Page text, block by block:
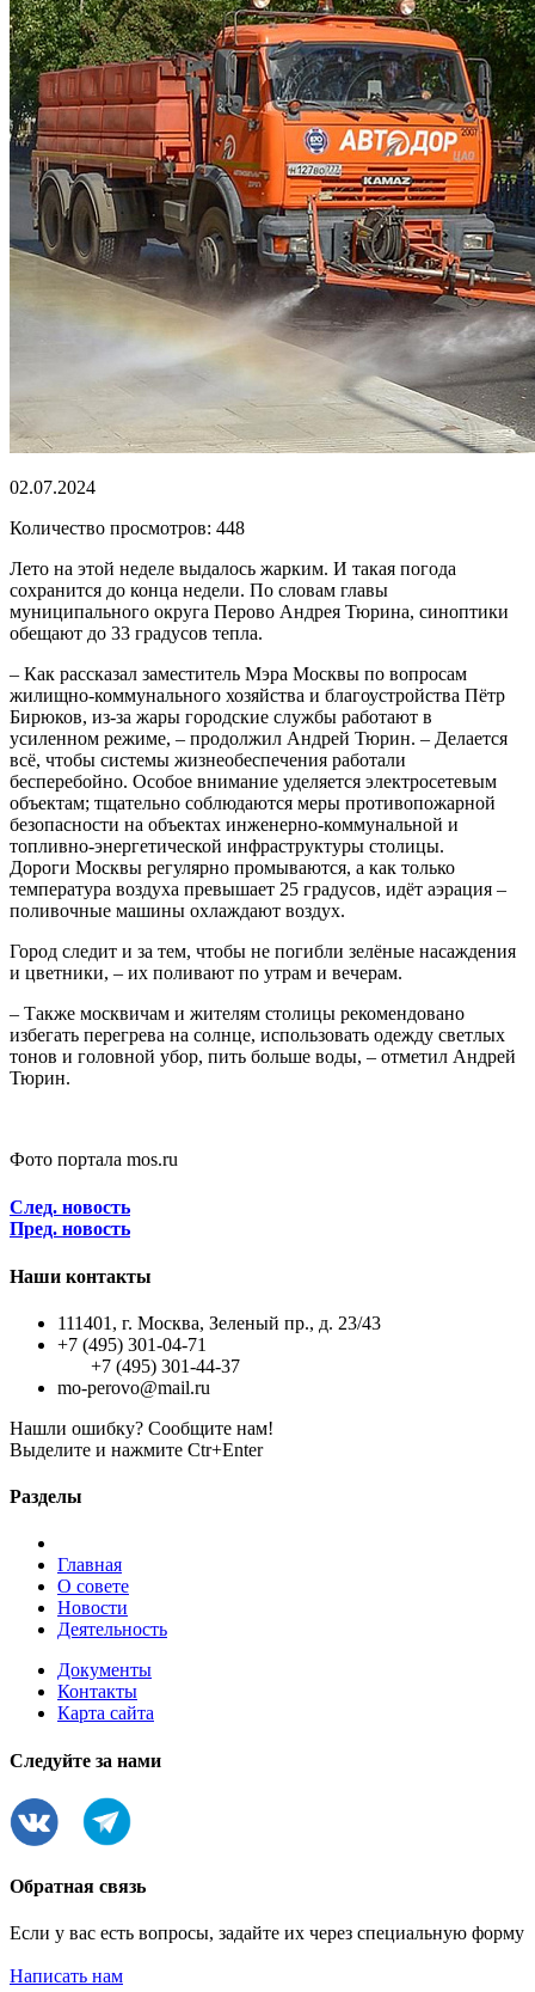
02.07.2024
Количество просмотров: 448
Лето на этой неделе выдалось жарким. И такая погода
сохранится до конца недели. По словам главы
муниципального округа Перово Андрея Тюрина, синоптики
обещают до 33 градусов тепла.
– Как рассказал заместитель Мэра Москвы по вопросам
жилищно-коммунального хозяйства и благоустройства Пётр
Бирюков, из-за жары городские службы работают в
усиленном режиме, – продолжил Андрей Тюрин. – Делается
всё, чтобы системы жизнеобеспечения работали
бесперебойно. Особое внимание уделяется электросетевым
объектам; тщательно соблюдаются меры противопожарной
безопасности на объектах инженерно-коммунальной и
топливно-энергетической инфраструктуры столицы.
Дороги Москвы регулярно промываются, а как только
температура воздуха превышает 25 градусов, идёт аэрация –
поливочные машины охлаждают воздух.
Город следит и за тем, чтобы не погибли зелёные насаждения
и цветники, – их поливают по утрам и вечерам.
– Также москвичам и жителям столицы рекомендовано
избегать перегрева на солнце, использовать одежду светлых
тонов и головной убор, пить больше воды, – отметил Андрей
Тюрин.
Фото портала mos.ru
След. новость
Пред. новость
Наши контакты
111401, г. Москва, Зеленый пр., д. 23/43
+7 (495) 301-04-71
+7 (495) 301-44-37
mo-perovo@mail.ru
Нашли ошибку? Сообщите нам!
Выделите и нажмите Ctr+Enter
Разделы
Главная
О совете
Новости
Деятельность
Документы
Контакты
Карта сайта
Следуйте за нами
Обратная связь
Если у вас есть вопросы, задайте их через специальную форму
Написать нам